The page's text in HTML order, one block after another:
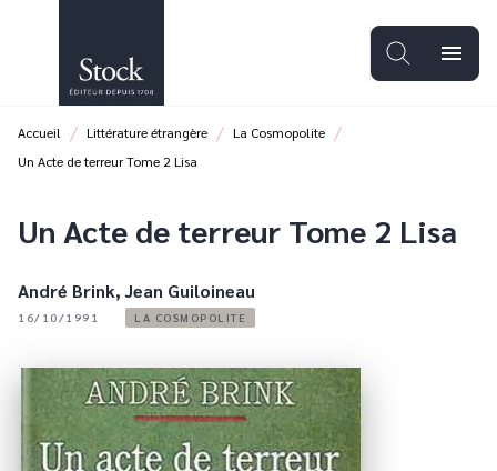
PIED DE PAGE
menu
Accueil / Littérature étrangère / La Cosmopolite /
Un Acte de terreur Tome 2 Lisa
Un Acte de terreur Tome 2 Lisa
André Brink,Jean Guiloineau
16/10/1991 LA COSMOPOLITE